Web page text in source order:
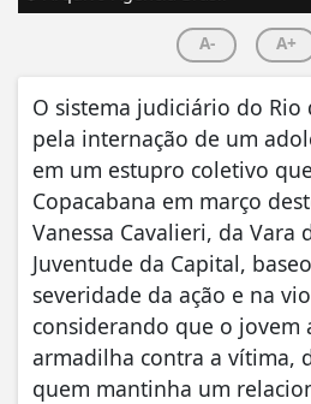
A- A+
O sistema judiciário do Rio
pela internação de um
em um estupro coletivo
Copacabana em março
Vanessa Cavalieri, da Vara
Juventude da Capital,
severidade da ação e na
considerando que o jovem
armadilha contra a vítima,
quem mantinha um